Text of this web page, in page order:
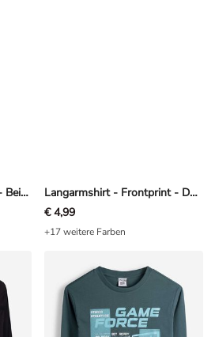
Sweatjacke - Paw Patrol - Beige
Langarmshirt - Frontprint - Dunkelgrau
€ 4,99
+17 weitere Farben